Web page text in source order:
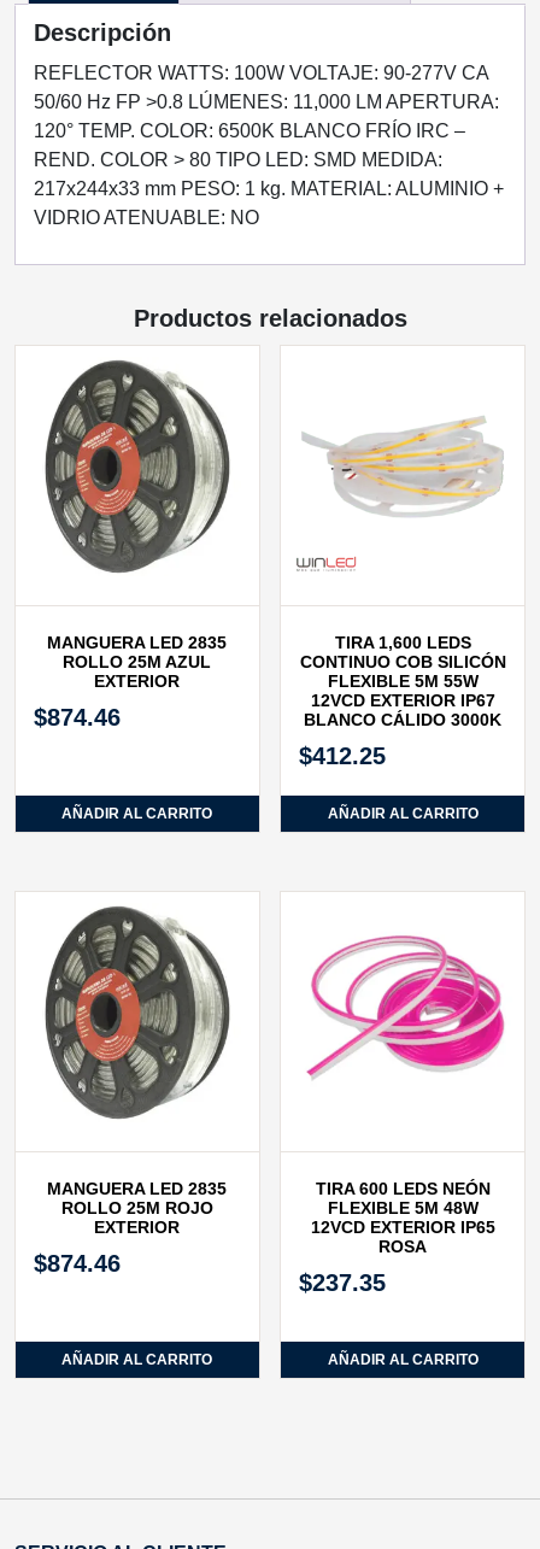
BLANCO
FRIO
100-
277VCA
cantidad
Descripción
REFLECTOR WATTS: 100W VOLTAJE: 90-277V CA
50/60 Hz FP >0.8 LÚMENES: 11,000 LM APERTURA:
120° TEMP. COLOR: 6500K BLANCO FRÍO IRC –
REND. COLOR > 80 TIPO LED: SMD MEDIDA:
217x244x33 mm PESO: 1 kg. MATERIAL: ALUMINIO +
VIDRIO ATENUABLE: NO
Productos relacionados
MANGUERA LED 2835
ROLLO 25M AZUL
EXTERIOR
$874.46
AÑADIR AL CARRITO
TIRA 1,600 LEDS
CONTINUO COB SILICÓN
FLEXIBLE 5M 55W
12VCD EXTERIOR IP67
BLANCO CÁLIDO 3000K
$412.25
AÑADIR AL CARRITO
MANGUERA LED 2835
ROLLO 25M ROJO
EXTERIOR
$874.46
AÑADIR AL CARRITO
TIRA 600 LEDS NEÓN
FLEXIBLE 5M 48W
12VCD EXTERIOR IP65
ROSA
$237.35
AÑADIR AL CARRITO